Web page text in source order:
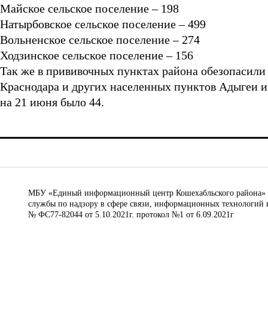
Майское сельское поселение – 198
Натырбовское сельское поселение – 499
Вольненское сельское поселение – 274
Ходзинское сельское поселение – 156
Так же в прививочных пунктах района
Краснодара и других населенных пунктов Адыгеи
на 21 июня было 44.
МБУ «Единый информационный центр Кошехабльского района»
службы по надзору в сфере связи, информационных
№ ФС77-82044 от 5.10.2021г. протокол №1 от 6.09.2021г